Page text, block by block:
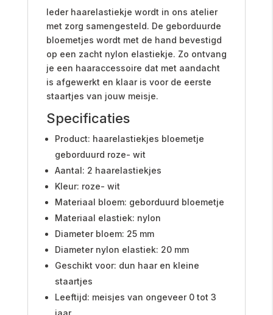
Ieder haarelastiekje wordt in ons atelier
met zorg samengesteld. De geborduurde
bloemetjes wordt met de hand bevestigd
op een zacht nylon elastiekje. Zo ontvang
je een haaraccessoire dat met aandacht
is afgewerkt en klaar is voor de eerste
staartjes van jouw meisje.
Specificaties
Product: haarelastiekjes bloemetje
geborduurd roze- wit
Aantal: 2 haarelastiekjes
Kleur: roze- wit
Materiaal bloem: geborduurd bloemetje
Materiaal elastiek: nylon
Diameter bloem: 25 mm
Diameter nylon elastiek: 20 mm
Geschikt voor: dun haar en kleine
staartjes
Leeftijd: meisjes van ongeveer 0 tot 3
jaar